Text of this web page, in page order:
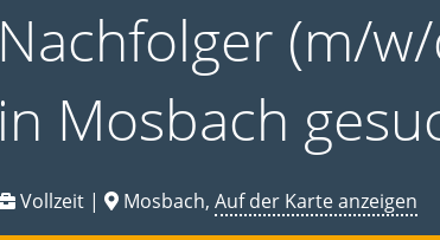
Nachfolger (m/
in Mosbach
Vollzeit | Mosbach, Auf der Karte anzeigen